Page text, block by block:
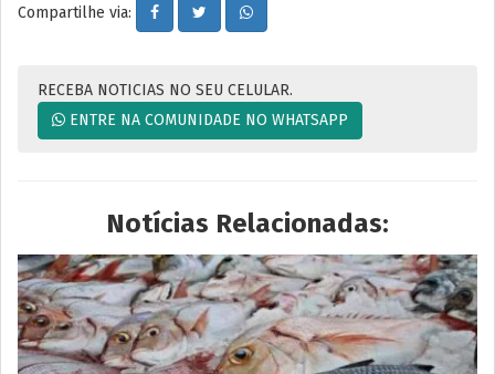
Compartilhe via:
RECEBA NOTICIAS NO SEU CELULAR.
ENTRE NA COMUNIDADE NO WHATSAPP
Notícias Relacionadas: